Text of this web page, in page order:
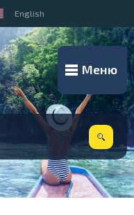
English
Меню